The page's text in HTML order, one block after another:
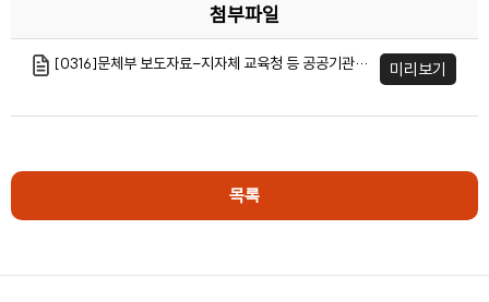
첨부파일
[0316]문체부 보도자료-지자체 교육청 등 공공기관 도서 구매 시 지역서점 우선 활용 권고.hwp 미리보기
목록